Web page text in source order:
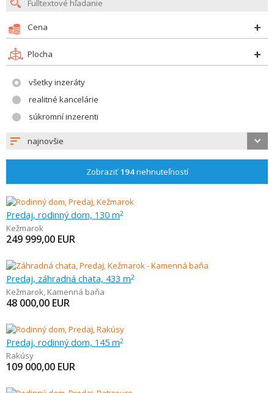
Cena
Plocha
všetky inzeráty
realitné kancelárie
súkromní inzerenti
najnovšie
Zobraziť194nehnuteľností
Predaj, rodinný dom, 130 m2
Kežmarok
249 999,00 EUR
Predaj, záhradná chata, 433 m2
Kežmarok, Kamenná baňa
48 000,00 EUR
Predaj, rodinný dom, 145 m2
Rakúsy
109 000,00 EUR